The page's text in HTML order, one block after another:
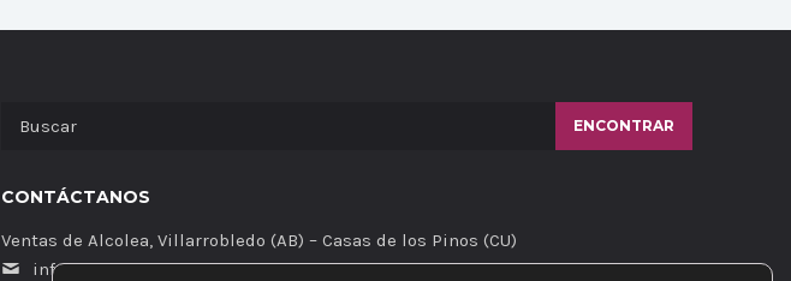
ENCONTRAR
CONTÁCTANOS
Ventas de Alcolea, Villarrobledo (AB) – Casas de los Pinos (CU)
info@vinartfest.com